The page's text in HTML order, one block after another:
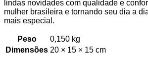
lindas novidades com qualidade e
mulher brasileira e tornando seu dia a
mais especial.
Peso
0,150 kg
Dimensões 20 × 15 × 15 cm